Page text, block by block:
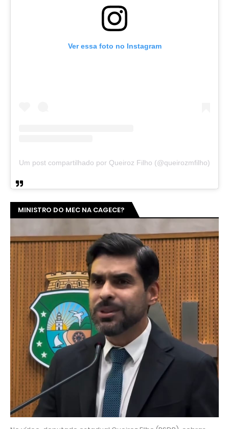
Ver essa foto no Instagram
Um post compartilhado por Queiroz Filho (@queirozmfilho)
MINISTRO DO MEC NA CAGECE?